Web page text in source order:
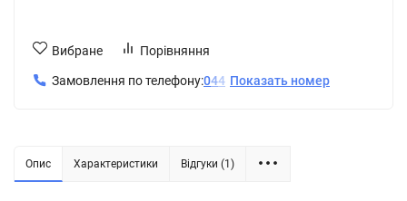
Вибране Порівняння
Замовлення по телефону:044 Показать номер
Опис Характеристики Відгуки (1)